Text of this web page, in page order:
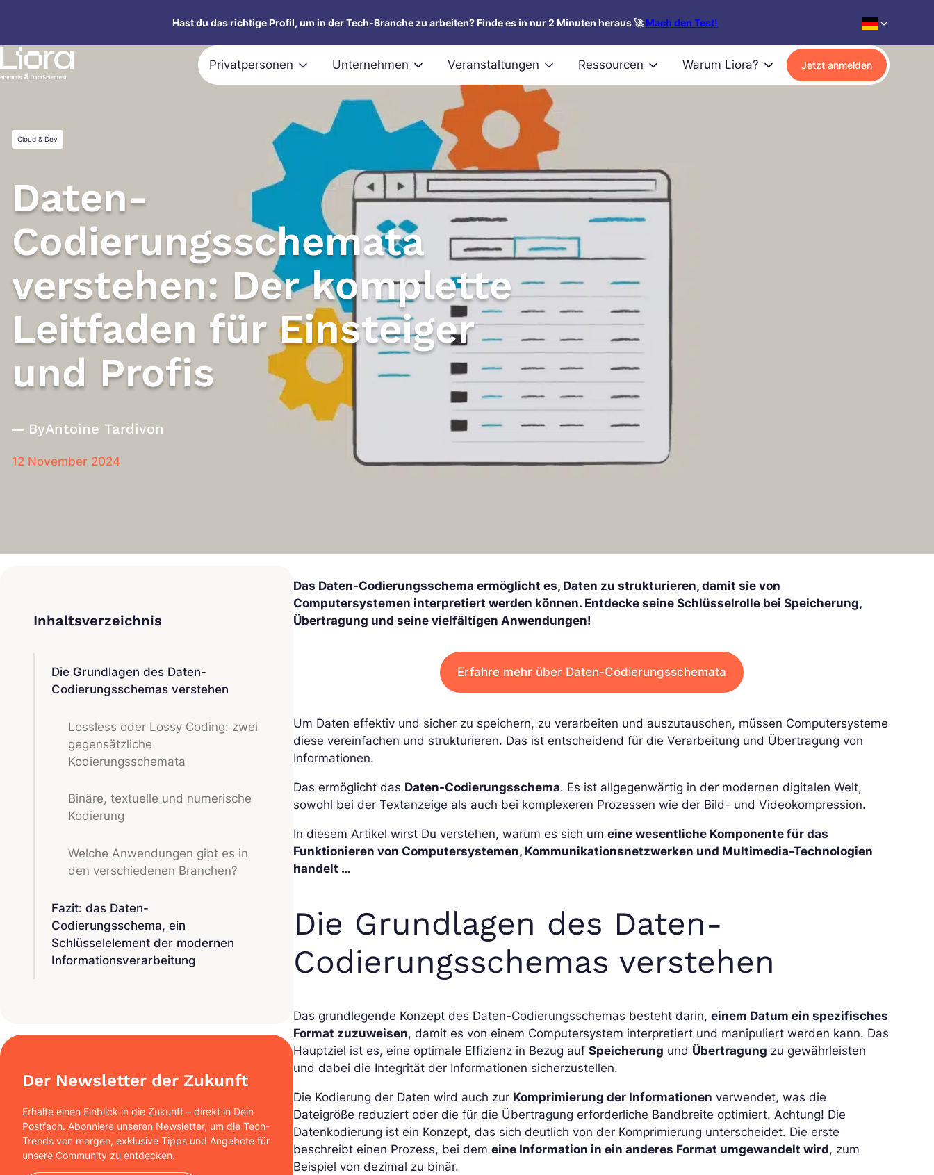
springen
Hast du das richtige Profil, um in der Tech-Branche zu arbeiten? Finde es in nur 2 Minuten heraus 🚀Mach den Test!
Privatpersonen Unternehmen Veranstaltungen Ressourcen Warum Liora? Jetzt anmelden
Cloud & Dev
Daten-
Codierungsschemata
verstehen: Der komplette
Leitfaden für Einsteiger
und Profis
ByAntoine Tardivon
12 November 2024
Die Grundlagen des Daten-
Codierungsschemas verstehen
Lossless oder Lossy Coding: zwei
gegensätzliche
Kodierungsschemata
Binäre, textuelle und numerische
Kodierung
Welche Anwendungen gibt es in
den verschiedenen Branchen?
Fazit: das Daten-
Codierungsschema, ein
Schlüsselelement der modernen
Informationsverarbeitung
Der Newsletter der Zukunft
Erhalte einen Einblick in die Zukunft – direkt in Dein
Postfach. Abonniere unseren Newsletter, um die Tech-
Trends von morgen, exklusive Tipps und Angebote für
unsere Community zu entdecken.
Das Daten-Codierungsschema ermöglicht es, Daten zu strukturieren, damit sie von
Computersystemen interpretiert werden können. Entdecke seine Schlüsselrolle bei Speicherung,
Übertragung und seine vielfältigen Anwendungen!
Erfahre mehr über Daten-Codierungsschemata
Um Daten effektiv und sicher zu speichern, zu verarbeiten und auszutauschen, müssen Computersysteme
diese vereinfachen und strukturieren. Das ist entscheidend für die Verarbeitung und Übertragung von
Informationen.
Das ermöglicht das Daten-Codierungsschema. Es ist allgegenwärtig in der modernen digitalen Welt,
sowohl bei der Textanzeige als auch bei komplexeren Prozessen wie der Bild- und Videokompression.
In diesem Artikel wirst Du verstehen, warum es sich umeine wesentliche Komponente für das
Funktionieren von Computersystemen, Kommunikationsnetzwerken und Multimedia-Technologien
handelt …
Die Grundlagen des Daten-
Codierungsschemas verstehen
Das grundlegende Konzept des Daten-Codierungsschemas besteht darin,einem Datum ein spezifisches
Format zuzuweisen, damit es von einem Computersystem interpretiert und manipuliert werden kann. Das
Hauptziel ist es, eine optimale Effizienz in Bezug aufSpeicherung und Übertragung zu gewährleisten
und dabei die Integrität der Informationen sicherzustellen.
Die Kodierung der Daten wird auch zur Komprimierung der Informationen verwendet, was die
Dateigröße reduziert oder die für die Übertragung erforderliche Bandbreite optimiert. Achtung! Die
Datenkodierung ist ein Konzept, das sich deutlich von der Komprimierung unterscheidet. Die erste
beschreibt einen Prozess, bei demeine Information in ein anderes Format umgewandelt wird, zum
Beispiel von dezimal zu binär.